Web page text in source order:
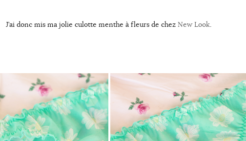
J’ai donc mis ma jolie culotte menthe à fleurs de chez New Look.